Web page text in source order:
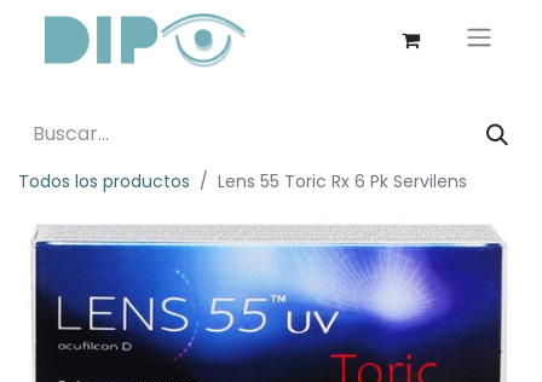
Todos los productos Lens 55 Toric Rx 6 Pk Servilens